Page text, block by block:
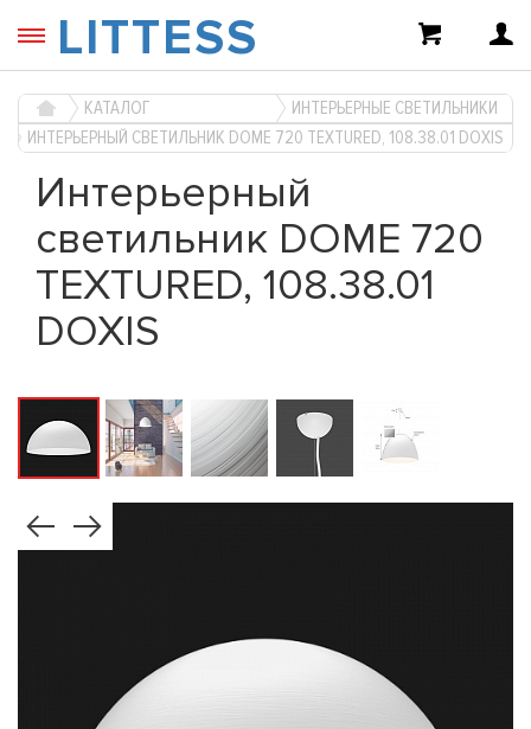
LITTESS
КАТАЛОГ
ИНТЕРЬЕРНЫЕ СВЕТИЛЬНИКИ
ИНТЕРЬЕРНЫЙ СВЕТИЛЬНИК DOME 720 TEXTURED, 108.38.01 DOXIS
Интерьерный
светильник DOME 720
TEXTURED, 108.38.01
DOXIS